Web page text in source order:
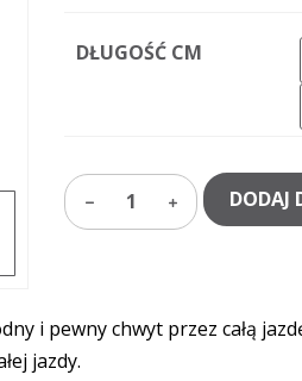
DŁUGOŚĆ CM
1 DODAJ
i pewny chwyt przez całą
jazdy.